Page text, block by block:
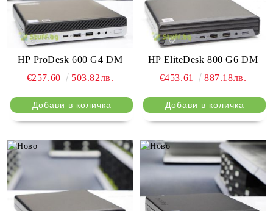
HP ProDesk 600 G4 DM
€257.60
503.82лв.
HP EliteDesk 800 G6 DM
€453.61
887.18лв.